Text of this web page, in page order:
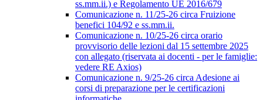
ss.mm.ii.) e Regolamento UE 2016/679
Comunicazione n. 11/25-26 circa Fruizione
benefici 104/92 e ss.mm.ii.
Comunicazione n. 10/25-26 circa orario
provvisorio delle lezioni dal 15 settembre 2025
con allegato (riservata ai docenti - per le famiglie:
vedere RE Axios)
Comunicazione n. 9/25-26 circa Adesione ai
corsi di preparazione per le certificazioni